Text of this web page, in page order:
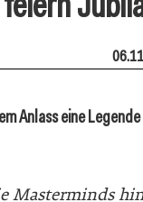
Anlass eine
Masterminds